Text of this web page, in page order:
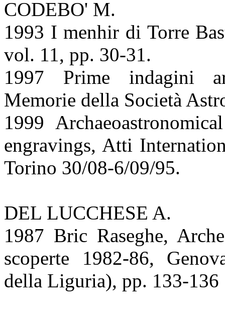
CODEBO' M.
1993 I menhir di Torre
vol. 11, pp. 30-31.
1997 Prime indagini
Memorie della Società
1999
engravings, Atti
Torino 30/08-6/09/95.
DEL LUCCHESE A.
1987 Bric Raseghe,
scoperte 1982-86,
della Liguria), pp. 133-136